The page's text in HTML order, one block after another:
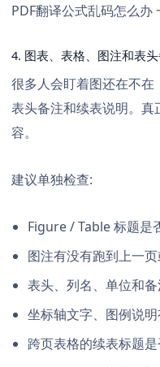
PDF翻译公式乱码怎么办
4. 图表、表格、图注和表
很多人会盯着图还在不在
表头备注和续表说明。
容。
建议单独检查:
Figure / Table 标题是
图注有没有跑到上一
表头、列名、单位和
坐标轴文字、图例说
跨页表格的续表标题